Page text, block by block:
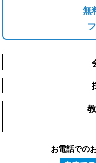
無
お電話での